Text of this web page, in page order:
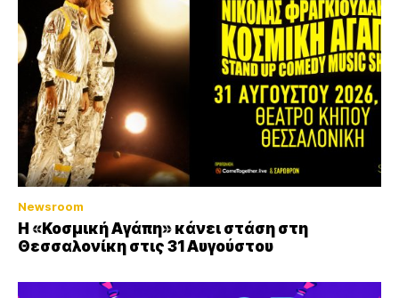
Newsroom
Η «Κοσμική Αγάπη» κάνει στάση στη
Θεσσαλονίκη στις 31 Αυγούστου